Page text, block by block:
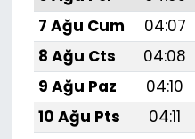
7 Ağu Cum
04:07
8 Ağu Cts
04:08
9 Ağu Paz
04:10
10 Ağu Pts
04:11